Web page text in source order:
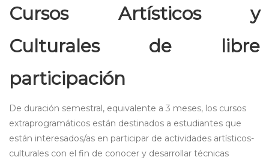
Cursos Artísticos y
Culturales de libre
participación
De duración semestral, equivalente a 3 meses, los cursos
extraprogramáticos están destinados a estudiantes que
están interesados/as en participar de actividades artísticos-
culturales con el fin de conocer y desarrollar técnicas